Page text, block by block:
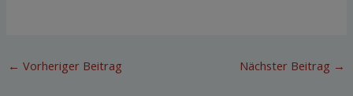
← Vorheriger Beitrag Nächster Beitrag →